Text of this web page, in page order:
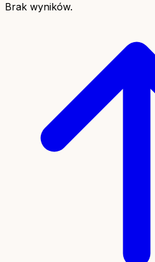
Brak wyników.